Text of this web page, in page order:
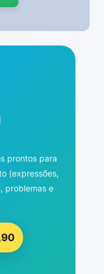
prontos para
(expressões,
problemas e